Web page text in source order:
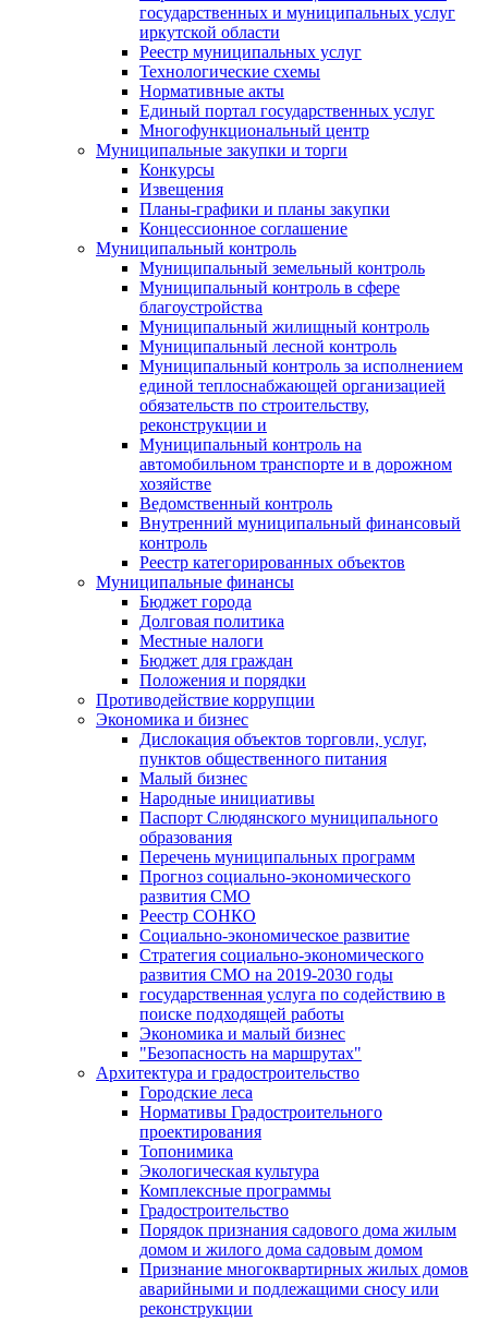
государственных и муниципальных услуг
иркутской области
Реестр муниципальных услуг
Технологические схемы
Нормативные акты
Единый портал государственных услуг
Многофункциональный центр
Муниципальные закупки и торги
Конкурсы
Извещения
Планы-графики и планы закупки
Концессионное соглашение
Муниципальный контроль
Муниципальный земельный контроль
Муниципальный контроль в сфере
благоустройства
Муниципальный жилищный контроль
Муниципальный лесной контроль
Муниципальный контроль за исполнением
единой теплоснабжающей организацией
обязательств по строительству,
реконструкции и
Муниципальный контроль на
автомобильном транспорте и в дорожном
хозяйстве
Ведомственный контроль
Внутренний муниципальный финансовый
контроль
Реестр категорированных объектов
Муниципальные финансы
Бюджет города
Долговая политика
Местные налоги
Бюджет для граждан
Положения и порядки
Противодействие коррупции
Экономика и бизнес
Дислокация объектов торговли, услуг,
пунктов общественного питания
Малый бизнес
Народные инициативы
Паспорт Слюдянского муниципального
образования
Перечень муниципальных программ
Прогноз социально-экономического
развития СМО
Реестр СОНКО
Социально-экономическое развитие
Стратегия социально-экономического
развития СМО на 2019-2030 годы
государственная услуга по содействию в
поиске подходящей работы
Экономика и малый бизнес
"Безопасность на маршрутах"
Архитектура и градостроительство
Городские леса
Нормативы Градостроительного
проектирования
Топонимика
Экологическая культура
Комплексные программы
Градостроительство
Порядок признания садового дома жилым
домом и жилого дома садовым домом
Признание многоквартирных жилых домов
аварийными и подлежащими сносу или
реконструкции